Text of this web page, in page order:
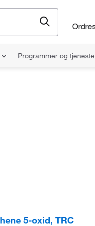
Programmer og
5-oxid, TRC